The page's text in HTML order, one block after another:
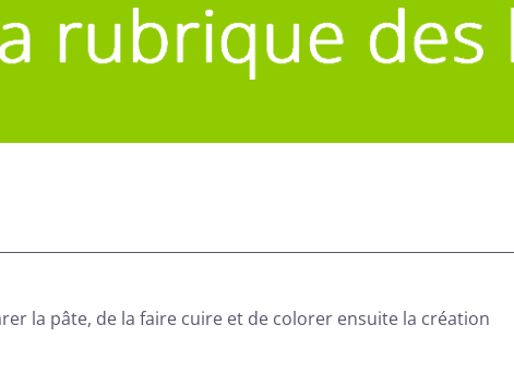
la pâte, de la faire cuire et de colorer ensuite la création